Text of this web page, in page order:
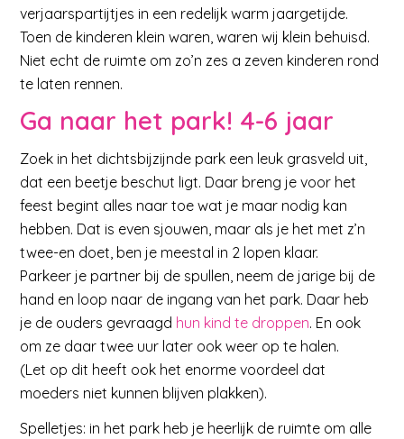
verjaarspartijtjes in een redelijk warm jaargetijde.
Toen de kinderen klein waren, waren wij klein behuisd.
Niet echt de ruimte om zo’n zes a zeven kinderen rond
te laten rennen.
Ga naar het park! 4-6 jaar
Zoek in het dichtsbijzijnde park een leuk grasveld uit,
dat een beetje beschut ligt. Daar breng je voor het
feest begint alles naar toe wat je maar nodig kan
hebben. Dat is even sjouwen, maar als je het met z’n
twee-en doet, ben je meestal in 2 lopen klaar.
Parkeer je partner bij de spullen, neem de jarige bij de
hand en loop naar de ingang van het park. Daar heb
je de ouders gevraagd hun kind te droppen. En ook
om ze daar twee uur later ook weer op te halen.
(Let op dit heeft ook het enorme voordeel dat
moeders niet kunnen blijven plakken).
Spelletjes: in het park heb je heerlijk de ruimte om alle